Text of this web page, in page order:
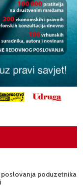
poduzetnika